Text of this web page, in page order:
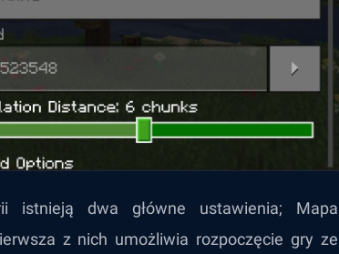
istnieją dwa główne ustawienia; Mapa
z nich umożliwia rozpoczęcie gry ze